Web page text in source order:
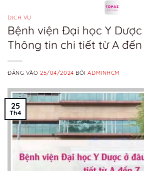
qua
nội
dung
DỊCH VỤ
Bệnh viện Đại học Y
Thông tin chi tiết từ A
ĐĂNG VÀO25/04/2024 BỞIADMINHCM
25
Th4